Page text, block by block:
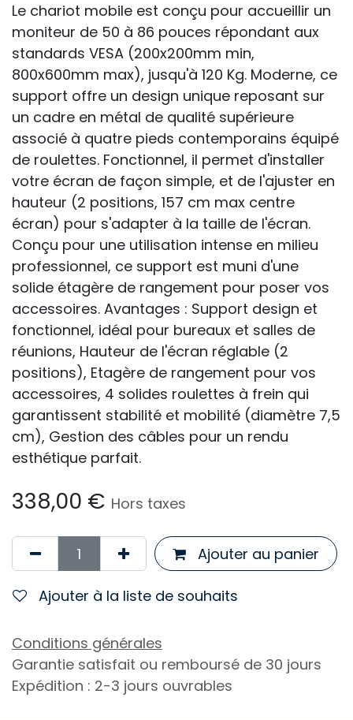
Le chariot mobile est conçu pour accueillir un
moniteur de 50 à 86 pouces répondant aux
standards VESA (200x200mm min,
800x600mm max), jusqu'à 120 Kg. Moderne, ce
support offre un design unique reposant sur
un cadre en métal de qualité supérieure
associé à quatre pieds contemporains équipé
de roulettes. Fonctionnel, il permet d'installer
votre écran de façon simple, et de l'ajuster en
hauteur (2 positions, 157 cm max centre
écran) pour s'adapter à la taille de l'écran.
Conçu pour une utilisation intense en milieu
professionnel, ce support est muni d'une
solide étagère de rangement pour poser vos
accessoires. Avantages : Support design et
fonctionnel, idéal pour bureaux et salles de
réunions, Hauteur de l'écran réglable (2
positions), Etagère de rangement pour vos
accessoires, 4 solides roulettes à frein qui
garantissent stabilité et mobilité (diamètre 7,5
cm), Gestion des câbles pour un rendu
esthétique parfait.
338,00 € Hors taxes
Ajouter au panier
Ajouter à la liste de souhaits
Conditions générales
Garantie satisfait ou remboursé de 30 jours
Expédition : 2-3 jours ouvrables